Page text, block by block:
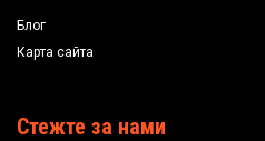
Блог
Карта сайта
Стежте за нами